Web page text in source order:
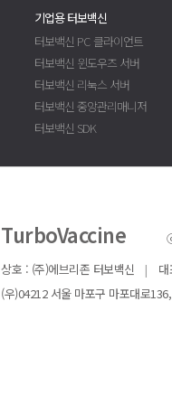
기업용 터보백신
터보백신 PC 클라이언트
터보백신 윈도우즈 서버
터보백신 리눅스 서버
터보백신 중앙관리매니저
터보백신 SDK
TurboVaccine
상호 : (주)에브리존 터보백신
|
(우)04212 서울 마포구 마포대로